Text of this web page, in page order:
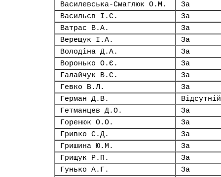
Василевська-Смаглюк О.М.
За
Васильєв І.С.
За
Ватрас В.А.
За
Верещук І.А.
За
Володіна Д.А.
За
Воронько О.Є.
За
Галайчук В.С.
За
Гевко В.Л.
За
Герман Д.В.
Відсутній
Гетманцев Д.О.
За
Горенюк О.О.
За
Гривко С.Д.
За
Гришина Ю.М.
За
Грищук Р.П.
За
Гунько А.Г.
За